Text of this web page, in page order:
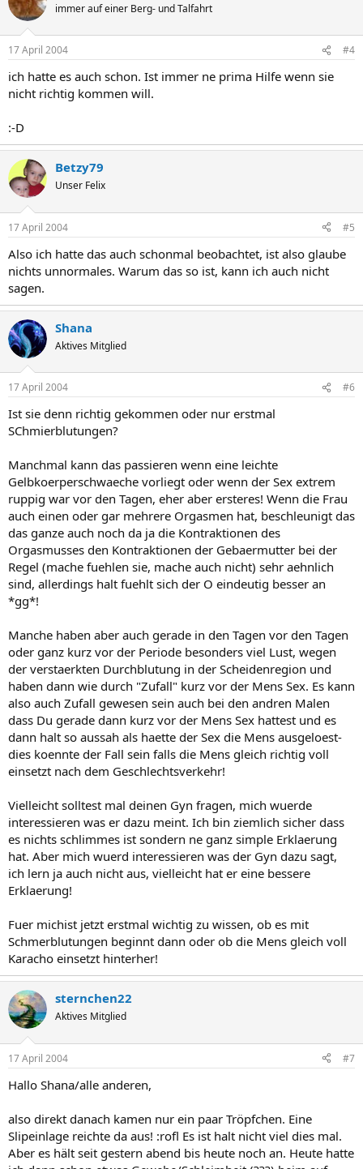
immer auf einer Berg- und Talfahrt
17 April 2004 #4
ich hatte es auch schon. Ist immer ne prima Hilfe wenn sie
nicht richtig kommen will.
:-D
Betzy79
Unser Felix
17 April 2004 #5
Also ich hatte das auch schonmal beobachtet, ist also glaube
nichts unnormales. Warum das so ist, kann ich auch nicht
sagen.
Shana
Aktives Mitglied
17 April 2004 #6
Ist sie denn richtig gekommen oder nur erstmal
SChmierblutungen?
Manchmal kann das passieren wenn eine leichte
Gelbkoerperschwaeche vorliegt oder wenn der Sex extrem
ruppig war vor den Tagen, eher aber ersteres! Wenn die Frau
auch einen oder gar mehrere Orgasmen hat, beschleunigt das
das ganze auch noch da ja die Kontraktionen des
Orgasmusses den Kontraktionen der Gebaermutter bei der
Regel (mache fuehlen sie, mache auch nicht) sehr aehnlich
sind, allerdings halt fuehlt sich der O eindeutig besser an
*gg*!
Manche haben aber auch gerade in den Tagen vor den Tagen
oder ganz kurz vor der Periode besonders viel Lust, wegen
der verstaerkten Durchblutung in der Scheidenregion und
haben dann wie durch "Zufall" kurz vor der Mens Sex. Es kann
also auch Zufall gewesen sein auch bei den andren Malen
dass Du gerade dann kurz vor der Mens Sex hattest und es
dann halt so aussah als haette der Sex die Mens ausgeloest-
dies koennte der Fall sein falls die Mens gleich richtig voll
einsetzt nach dem Geschlechtsverkehr!
Vielleicht solltest mal deinen Gyn fragen, mich wuerde
interessieren was er dazu meint. Ich bin ziemlich sicher dass
es nichts schlimmes ist sondern ne ganz simple Erklaerung
hat. Aber mich wuerd interessieren was der Gyn dazu sagt,
ich lern ja auch nicht aus, vielleicht hat er eine bessere
Erklaerung!
Fuer michist jetzt erstmal wichtig zu wissen, ob es mit
Schmerblutungen beginnt dann oder ob die Mens gleich voll
Karacho einsetzt hinterher!
sternchen22
Aktives Mitglied
17 April 2004 #7
Hallo Shana/alle anderen,
also direkt danach kamen nur ein paar Tröpfchen. Eine
Slipeinlage reichte da aus! :rofl Es ist halt nicht viel dies mal.
Aber es hält seit gestern abend bis heute noch an. Heute hatte